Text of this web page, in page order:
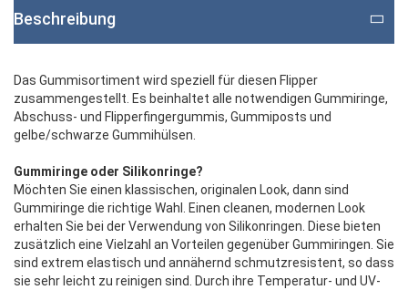
Beschreibung
Das Gummisortiment wird speziell für diesen Flipper
zusammengestellt. Es beinhaltet alle notwendigen Gummiringe,
Abschuss- und Flipperfingergummis, Gummiposts und
gelbe/schwarze Gummihülsen.
Gummiringe oder Silikonringe?
Möchten Sie einen klassischen, originalen Look, dann sind
Gummiringe die richtige Wahl. Einen cleanen, modernen Look
erhalten Sie bei der Verwendung von Silikonringen. Diese bieten
zusätzlich eine Vielzahl an Vorteilen gegenüber Gummiringen. Sie
sind extrem elastisch und annähernd schmutzresistent, so dass
sie sehr leicht zu reinigen sind. Durch ihre Temperatur- und UV-